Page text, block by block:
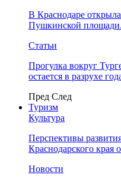
В Краснодаре
Пушкинской
Статьи
Прогулка вокруг
остается в разрухе
Пред След
Туризм
Культура
Перспективы
Краснодарского края
Новости